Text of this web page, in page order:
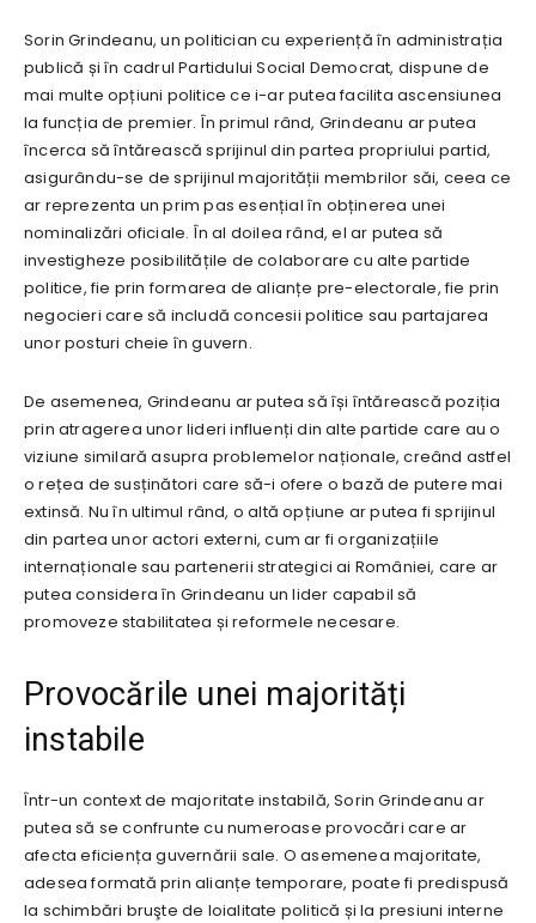
Sorin Grindeanu, un politician cu experiență în administrația
publică și în cadrul Partidului Social Democrat, dispune de
mai multe opțiuni politice ce i-ar putea facilita ascensiunea
la funcția de premier. În primul rând, Grindeanu ar putea
încerca să întărească sprijinul din partea propriului partid,
asigurându-se de sprijinul majorității membrilor săi, ceea ce
ar reprezenta un prim pas esențial în obținerea unei
nominalizări oficiale. În al doilea rând, el ar putea să
investigheze posibilitățile de colaborare cu alte partide
politice, fie prin formarea de alianțe pre-electorale, fie prin
negocieri care să includă concesii politice sau partajarea
unor posturi cheie în guvern.
De asemenea, Grindeanu ar putea să își întărească poziția
prin atragerea unor lideri influenți din alte partide care au o
viziune similară asupra problemelor naționale, creând astfel
o rețea de susținători care să-i ofere o bază de putere mai
extinsă. Nu în ultimul rând, o altă opțiune ar putea fi sprijinul
din partea unor actori externi, cum ar fi organizațiile
internaționale sau partenerii strategici ai României, care ar
putea considera în Grindeanu un lider capabil să
promoveze stabilitatea și reformele necesare.
Provocările unei majorități
instabile
Într-un context de majoritate instabilă, Sorin Grindeanu ar
putea să se confrunte cu numeroase provocări care ar
afecta eficiența guvernării sale. O asemenea majoritate,
adesea formată prin alianțe temporare, poate fi predispusă
la schimbări bruşte de loialitate politică și la presiuni interne